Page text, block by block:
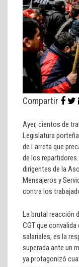
Compartir
Ayer, cientos de
Legislatura
de Larreta que
de los
dirigentes de la
Mensajeros y
contra los
La brutal reacción
CGT que
salariales, es la
superada ante un
ya protagonizó